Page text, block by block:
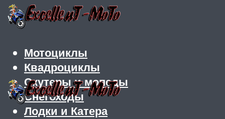
Мотоциклы
Квадроциклы
Скутеры и мопеды
Снегоходы
Лодки и Катера